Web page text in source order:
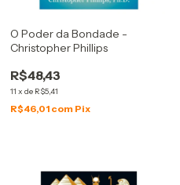
O Poder da Bondade -
Christopher Phillips
R$48,43
11 x de R$5,41
R$46,01 com Pix